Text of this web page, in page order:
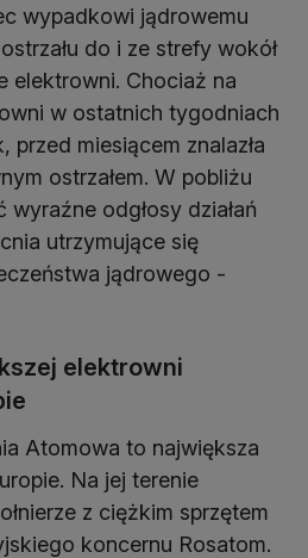
wypadkowi jądrowemu
do i ze strefy wokół
elektrowni. Chociaż na
w ostatnich tygodniach
miesiącem znalazła
ostrzałem. W pobliżu
wyraźne odgłosy działań
utrzymujące się
jądrowego -
elektrowni
Atomowa to największa
Na jej terenie
z ciężkim sprzętem
koncernu Rosatom.